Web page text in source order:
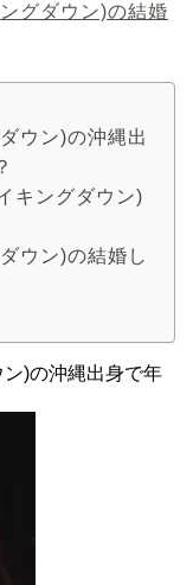
グダウン)の結婚
ウン)の沖縄出
キングダウン)
ウン)の結婚し
)の沖縄出身で年